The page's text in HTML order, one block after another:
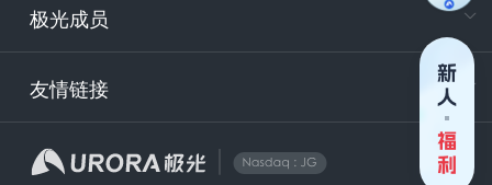
极光成员
友情链接 安
企